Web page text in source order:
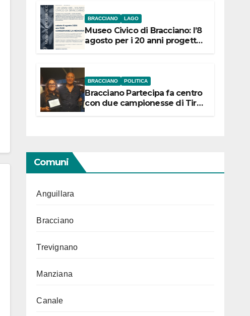
BRACCIANO LAGO
Museo Civico di Bracciano: l’8
agosto per i 20 anni progetto
BRACCIANO POLITICA
Bracciano Partecipa fa centro
con due campionesse di Tiro
Comuni
Anguillara
Bracciano
Trevignano
Manziana
Canale